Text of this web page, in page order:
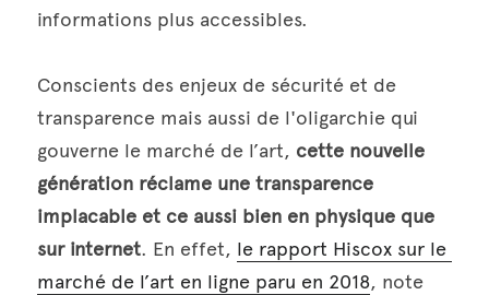
informations plus accessibles.
Conscients des enjeux de sécurité et de
transparence mais aussi de l'oligarchie qui
gouverne le marché de l’art, cette nouvelle
génération réclame une transparence
implacable et ce aussi bien en physique que
sur internet. En effet, le rapport Hiscox sur le
marché de l’art en ligne paru en 2018, note